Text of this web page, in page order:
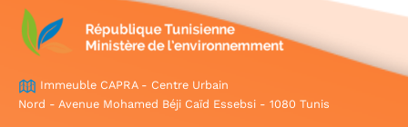
Immeuble CAPRA - Centre Urbain
Nord - Avenue Mohamed Béji Caïd Essebsi - 1080 Tunis